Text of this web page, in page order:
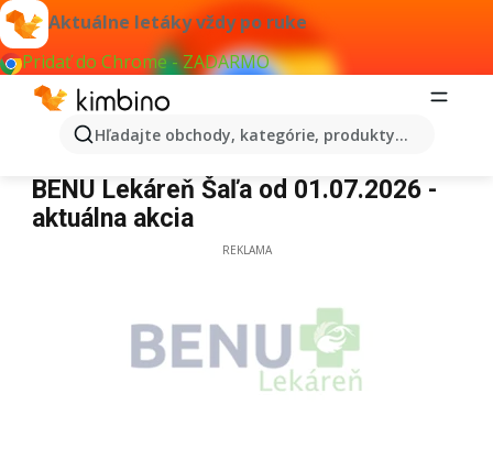
Aktuálne letáky vždy po ruke
Pridať do Chrome - ZADARMO
Hľadajte obchody, kategórie, produkty...
BENU Lekáreň Šaľa
BENU Lekáreň Šaľa od 01.07.2026 -
aktuálna akcia
REKLAMA